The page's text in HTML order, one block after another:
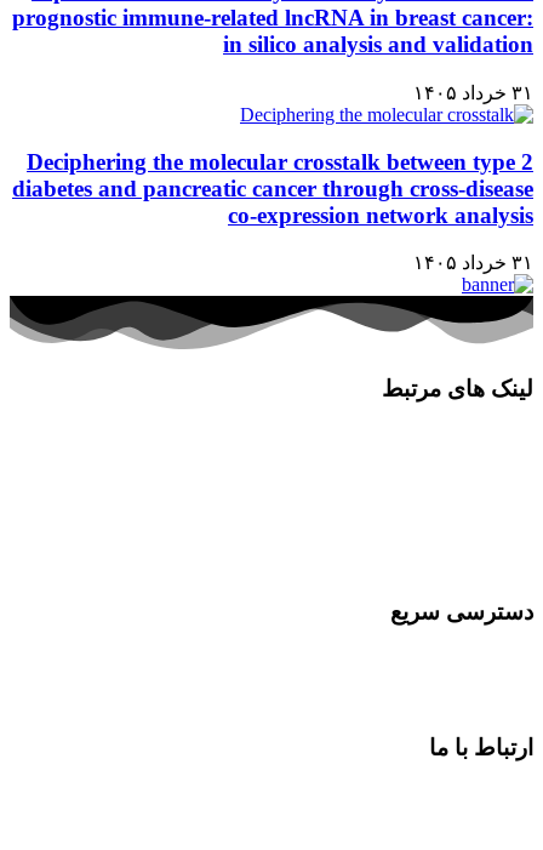
prognostic immune-related lncRNA in breast cancer:
in silico analysis and validation
۳۱ خرداد ۱۴۰۵
Deciphering the molecular crosstalk between type 2
diabetes and pancreatic cancer through cross-disease
co-expression network analysis
۳۱ خرداد ۱۴۰۵
لینک های مرتبط
دسترسی سریع
ارتباط با ما